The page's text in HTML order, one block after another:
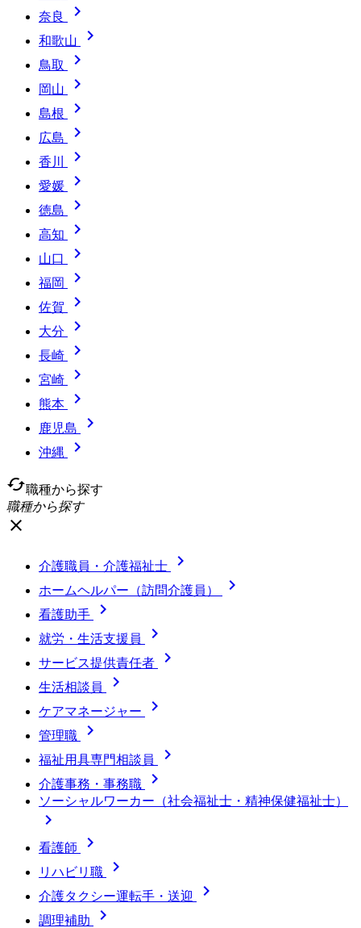
奈良 
和歌山 
鳥取 
岡山 
島根 
広島 
香川 
愛媛 
徳島 
高知 
山口 
福岡 
佐賀 
大分 
長崎 
宮崎 
熊本 
鹿児島 
沖縄

cached職種から探す
職種から探す
close
介護職員・介護福祉士 
ホームヘルパー（訪問介護員） 
看護助手 
就労・生活支援員 
サービス提供責任者 
生活相談員 
ケアマネージャー 
管理職 
福祉用具専門相談員 
介護事務・事務職 
ソーシャルワーカー（社会福祉士・精神保健福祉士）

看護師 
リハビリ職 
介護タクシー運転手・送迎 
調理補助 